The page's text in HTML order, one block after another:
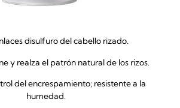
disulfuro del cabello rizado.
y realza el patrón natural de los rizos.
del encrespamiento; resistente a la
humedad.